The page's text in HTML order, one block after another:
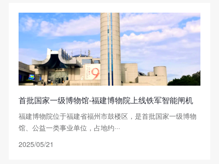
首批国家一级博物馆-福建博物院上线铁军智能闸机
福建博物院位于福建省福州市鼓楼区，是首批国家一级博物
馆、公益一类事业单位，占地约···
2025/05/21